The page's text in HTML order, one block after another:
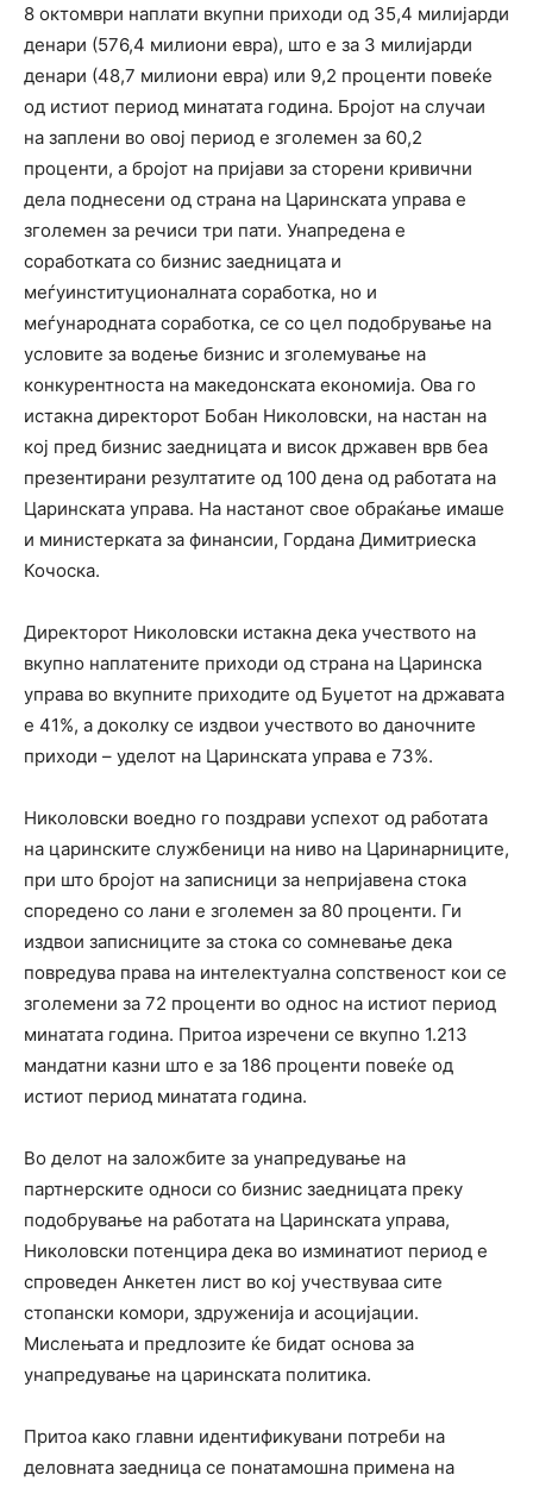
8 октомври наплати вкупни приходи од 35,4 милијарди
денари (576,4 милиони евра), што е за 3 милијарди
денари (48,7 милиони евра) или 9,2 проценти повеќе
од истиот период минатата година. Бројот на случаи
на заплени во овој период е зголемен за 60,2
проценти, а бројот на пријави за сторени кривични
дела поднесени од страна на Царинската управа е
зголемен за речиси три пати. Унапредена е
соработката со бизнис заедницата и
меѓуинституционалната соработка, но и
меѓународната соработка, се со цел подобрување на
условите за водење бизнис и зголемување на
конкурентноста на македонската економија. Ова го
истакна директорот Бобан Николовски, на настан на
кој пред бизнис заедницата и висок државен врв беа
презентирани резултатите од 100 дена од работата на
Царинската управа. На настанот свое обраќање имаше
и министерката за финансии, Гордана Димитриеска
Кочоска.
Директорот Николовски истакна дека учеството на
вкупно наплатените приходи од страна на Царинска
управа во вкупните приходите од Буџетот на државата
е 41%, а доколку се издвои учеството во даночните
приходи – уделот на Царинската управа е 73%.
Николовски воедно го поздрави успехот од работата
на царинските службеници на ниво на Царинарниците,
при што бројот на записници за непријавена стока
споредено со лани е зголемен за 80 проценти. Ги
издвои записниците за стока со сомневање дека
повредува права на интелектуална сопственост кои се
зголемени за 72 проценти во однос на истиот период
минатата година. Притоа изречени се вкупно 1.213
мандатни казни што е за 186 проценти повеќе од
истиот период минатата година.
Во делот на заложбите за унапредување на
партнерските односи со бизнис заедницата преку
подобрување на работата на Царинската управа,
Николовски потенцира дека во изминатиот период е
спроведен Анкетен лист во кој учествуваа сите
стопански комори, здруженија и асоцијации.
Мислењата и предлозите ќе бидат основа за
унапредување на царинската политика.
Притоа како главни идентификувани потреби на
деловната заедница се понатамошна примена на